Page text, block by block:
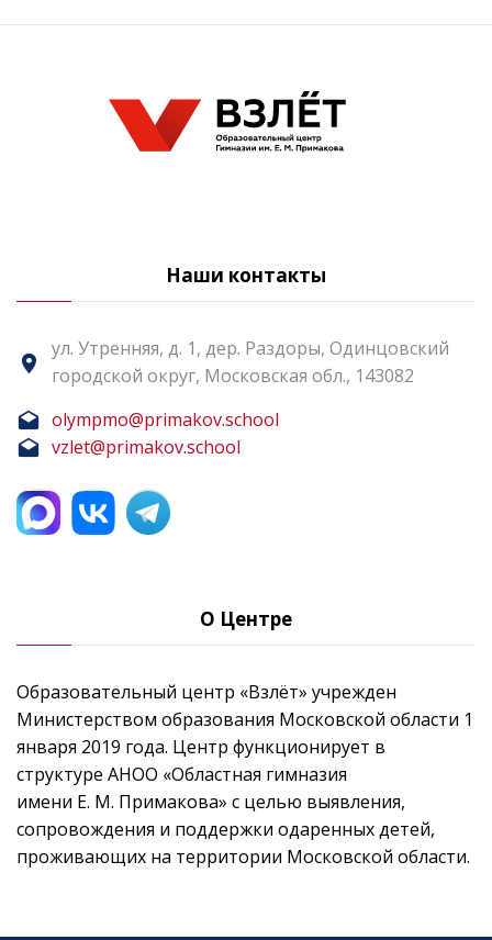
Наши контакты
ул. Утренняя, д. 1, дер. Раздоры, Одинцовский
городской округ, Московская обл., 143082
olympmo@primakov.school
vzlet@primakov.school
О Центре
Образовательный центр «Взлёт» учрежден
Министерством образования Московской области 1
января 2019 года. Центр функционирует в
структуре АНОО «Областная гимназия
имени Е. М. Примакова» с целью выявления,
сопровождения и поддержки одаренных детей,
проживающих на территории Московской области.